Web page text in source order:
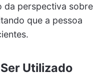
da perspectiva sobre
que a pessoa
Utilizado